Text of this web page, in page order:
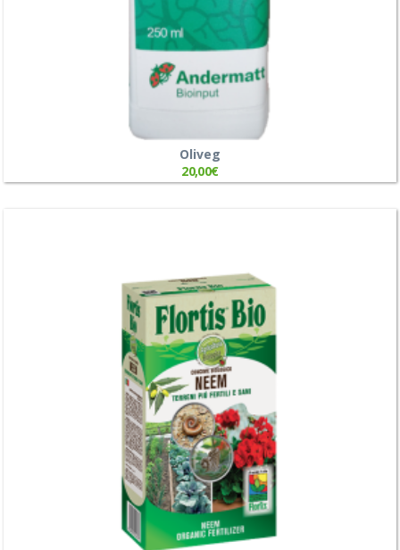
Oliveg
20,00€